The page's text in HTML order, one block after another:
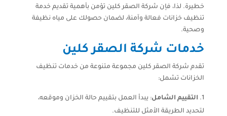
خطيرة. لذا، فإن شركة الصقر كلين تؤمن بأهمية تقديم خدمة
تنظيف خزانات فعالة وآمنة، لضمان حصولك على مياه نظيفة
وصحية.
خدمات شركة الصقر كلين
تقدم شركة الصقر كلين مجموعة متنوعة من خدمات تنظيف
الخزانات تشمل:
التقييم الشامل: يبدأ العمل بتقييم حالة الخزان وموقعه،
لتحديد الطريقة الأمثل للتنظيف.